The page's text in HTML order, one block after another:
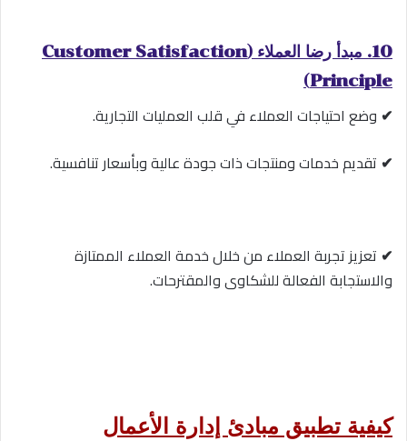
10. مبدأ رضا العملاء (Customer Satisfaction
Principle)
✔ وضع احتياجات العملاء في قلب العمليات التجارية.
✔ تقديم خدمات ومنتجات ذات جودة عالية وبأسعار تنافسية.
✔ تعزيز تجربة العملاء من خلال خدمة العملاء الممتازة
والاستجابة الفعالة للشكاوى والمقترحات.
كيفية تطبيق مبادئ إدارة الأعمال